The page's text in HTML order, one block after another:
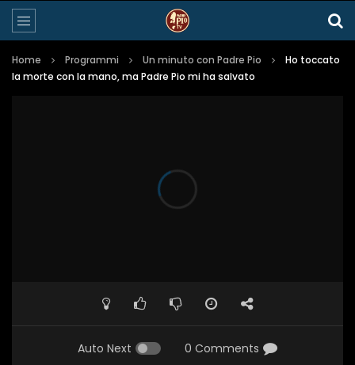
Home Programmi Un minuto con Padre Pio
Ho toccato
la morte con la mano, ma Padre Pio mi ha salvato
Auto Next 0 Comments